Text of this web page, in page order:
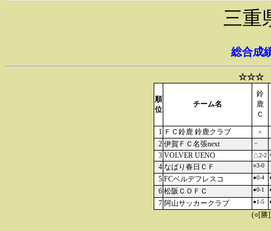
三重
総合成
☆☆☆
順
位
チーム名
鈴
鹿
Ｃ
1 ＦＣ鈴鹿 鈴鹿クラブ ×
2 伊賀ＦＣ名張next －
3 VOLVER UENO △2-2
4 なばり春日ＣＦ ○3-0
5 FCベルデフレスコ ●0-4
6 松阪ＣＯＦＣ ●0-1
7 阿山サッカークラブ ●1-5
(○[勝